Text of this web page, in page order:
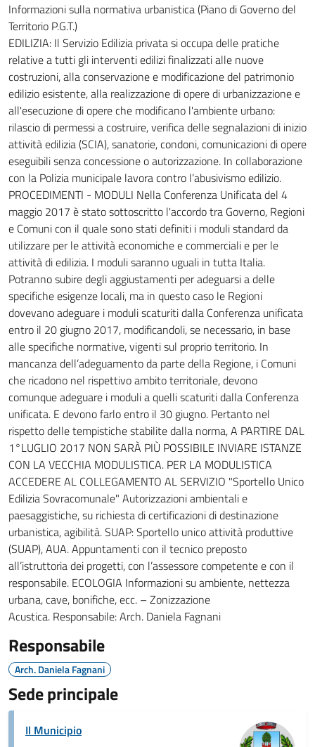
Informazioni sulla normativa urbanistica (Piano di Governo del
Territorio P.G.T.)
EDILIZIA: Il Servizio Edilizia privata si occupa delle pratiche
relative a tutti gli interventi edilizi finalizzati alle nuove
costruzioni, alla conservazione e modificazione del patrimonio
edilizio esistente, alla realizzazione di opere di urbanizzazione e
all'esecuzione di opere che modificano l'ambiente urbano:
rilascio di permessi a costruire, verifica delle segnalazioni di inizio
attività edilizia (SCIA), sanatorie, condoni, comunicazioni di opere
eseguibili senza concessione o autorizzazione. In collaborazione
con la Polizia municipale lavora contro l’abusivismo edilizio.
PROCEDIMENTI - MODULI Nella Conferenza Unificata del 4
maggio 2017 è stato sottoscritto l'accordo tra Governo, Regioni
e Comuni con il quale sono stati definiti i moduli standard da
utilizzare per le attività economiche e commerciali e per le
attività di edilizia. I moduli saranno uguali in tutta Italia.
Potranno subire degli aggiustamenti per adeguarsi a delle
specifiche esigenze locali, ma in questo caso le Regioni
dovevano adeguare i moduli scaturiti dalla Conferenza unificata
entro il 20 giugno 2017, modificandoli, se necessario, in base
alle specifiche normative, vigenti sul proprio territorio. In
mancanza dell’adeguamento da parte della Regione, i Comuni
che ricadono nel rispettivo ambito territoriale, devono
comunque adeguare i moduli a quelli scaturiti dalla Conferenza
unificata. E devono farlo entro il 30 giugno. Pertanto nel
rispetto delle tempistiche stabilite dalla norma, A PARTIRE DAL
1°LUGLIO 2017 NON SARÀ PIÙ POSSIBILE INVIARE ISTANZE
CON LA VECCHIA MODULISTICA. PER LA MODULISTICA
ACCEDERE AL COLLEGAMENTO AL SERVIZIO "Sportello Unico
Edilizia Sovracomunale" Autorizzazioni ambientali e
paesaggistiche, su richiesta di certificazioni di destinazione
urbanistica, agibilità. SUAP: Sportello unico attività produttive
(SUAP), AUA. Appuntamenti con il tecnico preposto
all’istruttoria dei progetti, con l’assessore competente e con il
responsabile. ECOLOGIA Informazioni su ambiente, nettezza
urbana, cave, bonifiche, ecc. – Zonizzazione
Acustica. Responsabile: Arch. Daniela Fagnani
Responsabile
Arch. Daniela Fagnani
Sede principale
Il Municipio